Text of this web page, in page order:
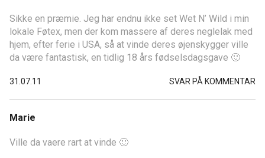
Sikke en præmie. Jeg har endnu ikke set Wet N’ Wild i min
lokale Føtex, men der kom massere af deres neglelak med
hjem, efter ferie i USA, så at vinde deres øjenskygger ville
da være fantastisk, en tidlig 18 års fødselsdagsgave 🙂
31.07.11 SVAR PÅ KOMMENTAR
Marie
Ville da vaere rart at vinde 🙂